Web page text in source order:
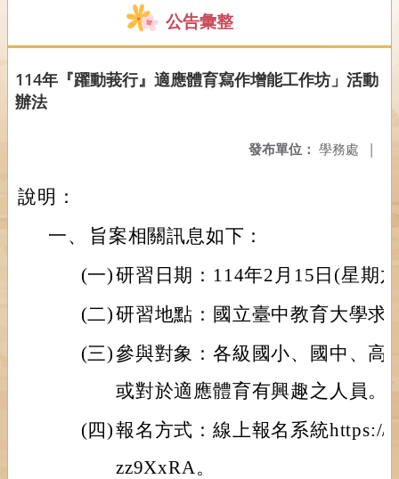
公告彙整
114年『躍動莪行』適應體育寫作增能工作坊」活動
辦法
發布單位： 學務處 |
說明：
一、
旨案相關訊息如下：
(一)研習日期：114年2月15日(星期
(二)研習地點：國立臺中教育大學求
(三)參與對象：各級國小、國中、高
或對於適應體育有興趣之人員。
(四)報名方式：線上報名系統https://
zz9XxRA。